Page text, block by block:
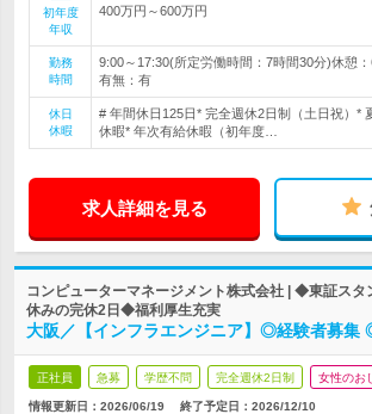
初年度
年収
400万円～600万円
勤務
時間
9:00～17:30(所定労働時間：7時間30分)休憩
有無：有
休日
休暇
# 年間休日125日* 完全週休2日制（土日祝）*
休暇* 年次有給休暇（初年度…
求人詳細を見る
コンピューターマネージメント株式会社 | ◆東証ス
休みの完休2日◆福利厚生充実
大阪／【インフラエンジニア】◎経験者募集
正社員 急募 学歴不問 完全週休2日制 女性のお
情報更新日：2026/06/19 終了予定日： 2026/12/10